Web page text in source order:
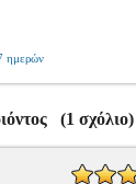
ημερών
(1 σχόλιο)